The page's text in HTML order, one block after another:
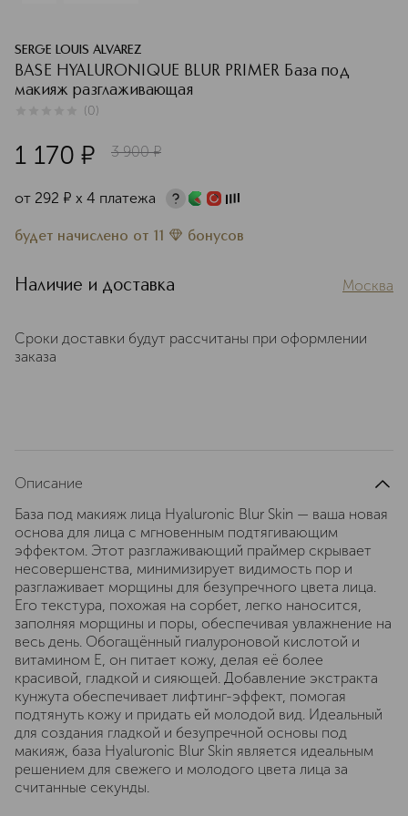
SERGE LOUIS ALVAREZ
BASE HYALURONIQUE BLUR PRIMER База под
макияж разглаживающая
(0)
1 170 ¤ 3 900 ¤
от 292 ¤ х 4 платежа
будет начислено от 11 бонусов
Наличие и доставка Москва
Сроки доставки будут рассчитаны при оформлении
заказа
Описание
База под макияж лица Hyaluronic Blur Skin — ваша новая
основа для лица с мгновенным подтягивающим
эффектом. Этот разглаживающий праймер скрывает
несовершенства, минимизирует видимость пор и
разглаживает морщины для безупречного цвета лица.
Его текстура, похожая на сорбет, легко наносится,
заполняя морщины и поры, обеспечивая увлажнение на
весь день. Обогащённый гиалуроновой кислотой и
витамином E, он питает кожу, делая её более
красивой, гладкой и сияющей. Добавление экстракта
кунжута обеспечивает лифтинг-эффект, помогая
подтянуть кожу и придать ей молодой вид. Идеальный
для создания гладкой и безупречной основы под
макияж, база Hyaluronic Blur Skin является идеальным
решением для свежего и молодого цвета лица за
считанные секунды.